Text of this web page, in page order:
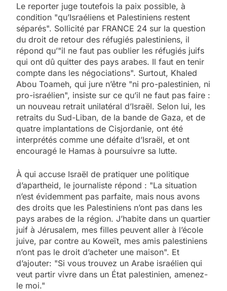
Le reporter juge toutefois la paix possible, à
condition "qu’Israéliens et Palestiniens restent
séparés". Sollicité par FRANCE 24 sur la question
du droit de retour des réfugiés palestiniens, il
répond qu’"il ne faut pas oublier les réfugiés juifs
qui ont dû quitter des pays arabes. Il faut en tenir
compte dans les négociations". Surtout, Khaled
Abou Toameh, qui jure n’être "ni pro-palestinien, ni
pro-israélien", insiste sur ce qu’il ne faut pas faire :
un nouveau retrait unilatéral d’Israël. Selon lui, les
retraits du Sud-Liban, de la bande de Gaza, et de
quatre implantations de Cisjordanie, ont été
interprétés comme une défaite d’Israël, et ont
encouragé le Hamas à poursuivre sa lutte.
À qui accuse Israël de pratiquer une politique
d’apartheid, le journaliste répond : "La situation
n’est évidemment pas parfaite, mais nous avons
des droits que les Palestiniens n’ont pas dans les
pays arabes de la région. J’habite dans un quartier
juif à Jérusalem, mes filles peuvent aller à l’école
juive, par contre au Koweït, mes amis palestiniens
n’ont pas le droit d’acheter une maison". Et
d’ajouter: "Si vous trouvez un Arabe israélien qui
veut partir vivre dans un État palestinien, amenez-
le moi."